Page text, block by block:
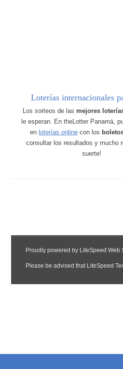
Loterías internacionales
Los sorteos de las mejores
le esperan. En theLotter Panamá,
en loterías online con los
consultar los resultados y mucho
suerte!